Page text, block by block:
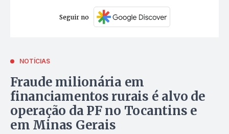
Seguir no
NOTÍCIAS
Fraude milionária em
financiamentos rurais é alvo de
operação da PF no Tocantins e
em Minas Gerais